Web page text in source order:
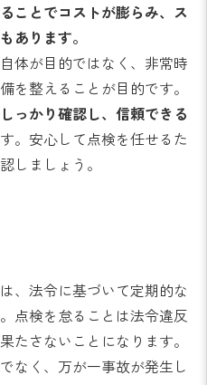
ことでコストが膨らみ、ス
あります。
体が目的ではなく、非常時
を整えることが目的です。
っかり確認し、信頼できる
。安心して点検を任せるた
しましょう。
、法令に基づいて定期的な
点検を怠ることは法令違反
たさないことになります。
なく、万が一事故が発生し